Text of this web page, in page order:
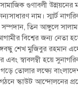
গুণাবলী উন্নয়নের
নাম। স্মার্ট
তিন আঙ্গুলে
বিশ্বের জন্য নেতা
শেখ মুজিবুর রহমান
স্বাবলম্বী হয়ে
তোলার লক্ষ্যে
গঠনে স্কাউট আন্দোলনের